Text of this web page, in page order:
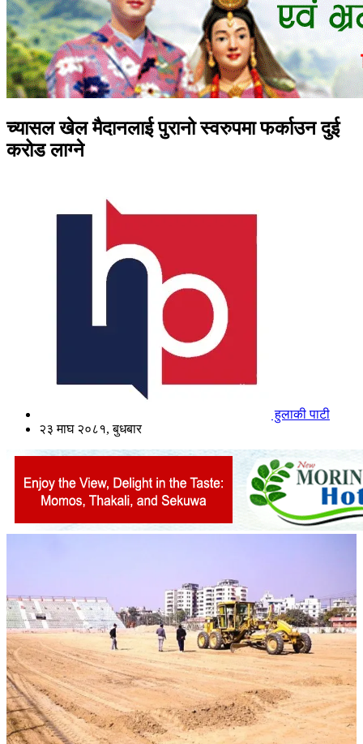
च्यासल खेल मैदानलाई पुरानो स्वरुपमा फर्काउन दुई
करोड लाग्ने
हुलाकी पाटी
२३ माघ २०८१, बुधबार